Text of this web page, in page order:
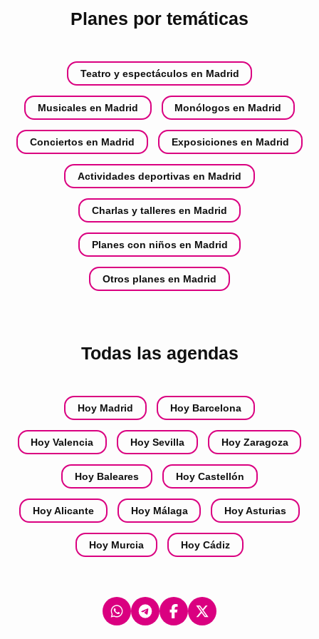
Planes por temáticas
Teatro y espectáculos en Madrid
Musicales en Madrid Monólogos en Madrid
Conciertos en Madrid Exposiciones en Madrid
Actividades deportivas en Madrid
Charlas y talleres en Madrid
Planes con niños en Madrid
Otros planes en Madrid
Todas las agendas
Hoy Madrid Hoy Barcelona
Hoy Valencia Hoy Sevilla Hoy Zaragoza
Hoy Baleares Hoy Castellón
Hoy Alicante Hoy Málaga Hoy Asturias
Hoy Murcia Hoy Cádiz